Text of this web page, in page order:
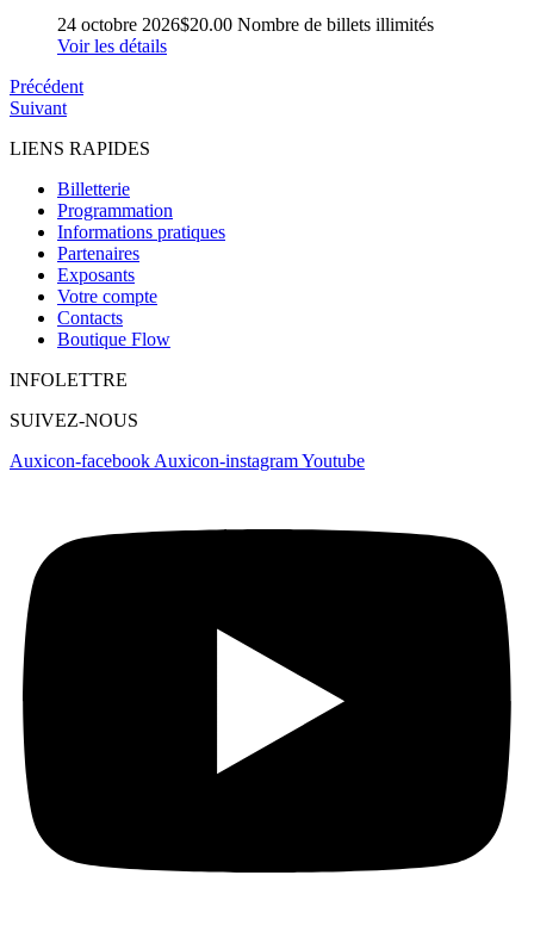
24 octobre 2026$20.00 Nombre de billets illimités
Voir les détails
Précédent
Suivant
LIENS RAPIDES
Billetterie
Programmation
Informations pratiques
Partenaires
Exposants
Votre compte
Contacts
Boutique Flow
INFOLETTRE
SUIVEZ-NOUS
Auxicon-facebook Auxicon-instagramYoutube